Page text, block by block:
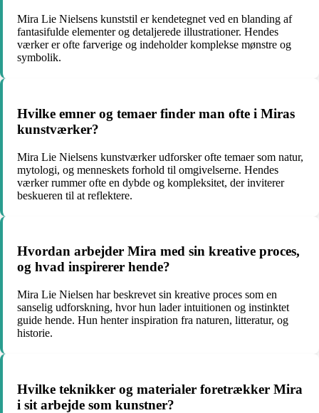
Mira Lie Nielsens kunststil er kendetegnet ved en blanding af
fantasifulde elementer og detaljerede illustrationer. Hendes
værker er ofte farverige og indeholder komplekse mønstre og
symbolik.
Hvilke emner og temaer finder man ofte i Miras
kunstværker?
Mira Lie Nielsens kunstværker udforsker ofte temaer som natur,
mytologi, og menneskets forhold til omgivelserne. Hendes
værker rummer ofte en dybde og kompleksitet, der inviterer
beskueren til at reflektere.
Hvordan arbejder Mira med sin kreative proces,
og hvad inspirerer hende?
Mira Lie Nielsen har beskrevet sin kreative proces som en
sanselig udforskning, hvor hun lader intuitionen og instinktet
guide hende. Hun henter inspiration fra naturen, litteratur, og
historie.
Hvilke teknikker og materialer foretrækker Mira
i sit arbejde som kunstner?